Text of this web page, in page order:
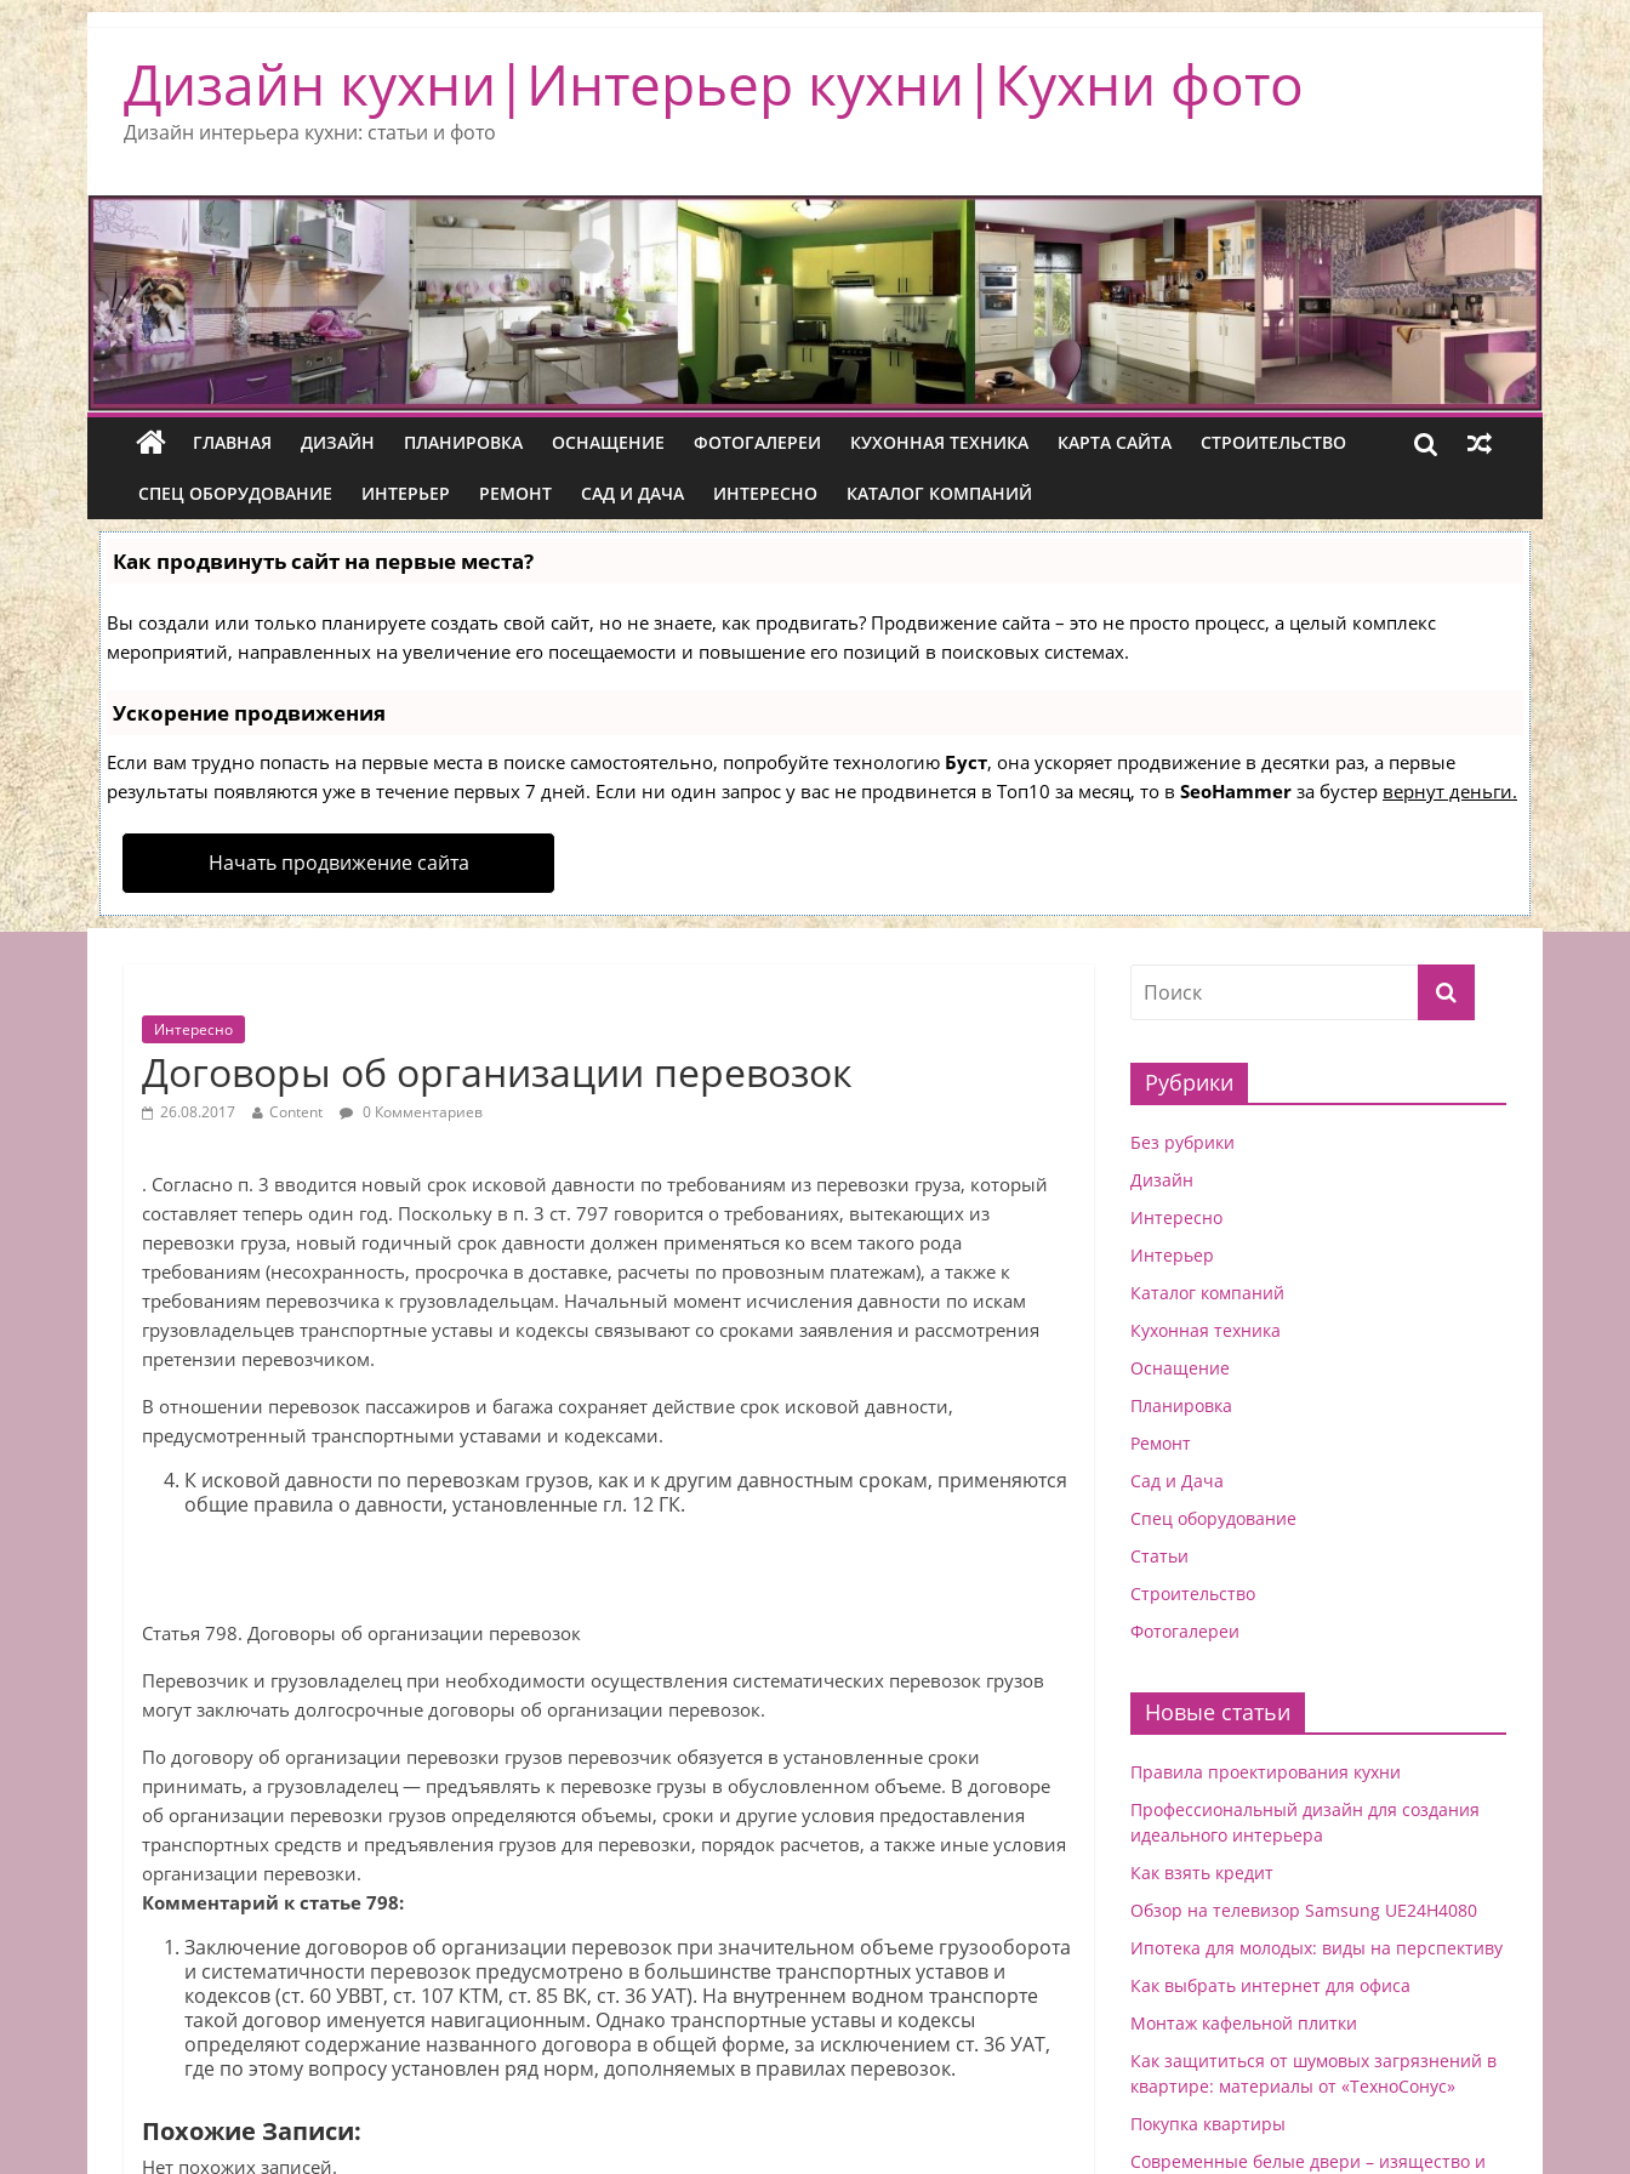
Дизайн кухни|Интерьер кухни|Кухни фото
Дизайн интерьера кухни: статьи и фото
ГЛАВНАЯ ДИЗАЙН ПЛАНИРОВКА ОСНАЩЕНИЕ ФОТОГАЛЕРЕИ КУХОННАЯ ТЕХНИКА КАРТА САЙТА СТРОИТЕЛЬСТВО
СПЕЦ ОБОРУДОВАНИЕ ИНТЕРЬЕР РЕМОНТ САД И ДАЧА ИНТЕРЕСНО КАТАЛОГ КОМПАНИЙ
Как продвинуть сайт на первые места?
Вы создали или только планируете создать свой сайт, но не знаете, как продвигать? Продвижение сайта – это не просто процесс, а целый комплекс
мероприятий, направленных на увеличение его посещаемости и повышение его позиций в поисковых системах.
Ускорение продвижения
Если вам трудно попасть на первые места в поиске самостоятельно, попробуйте технологию Буст, она ускоряет продвижение в десятки раз, а первые
результаты появляются уже в течение первых 7 дней. Если ни один запрос у вас не продвинется в Топ10 за месяц, то в SeoHammer за бустер вернут деньги.
Начать продвижение сайта
Интересно
Договоры об организации перевозок
26.08.2017 Content 0 Комментариев
. Согласно п. 3 вводится новый срок исковой давности по требованиям из перевозки груза, который
составляет теперь один год. Поскольку в п. 3 ст. 797 говорится о требованиях, вытекающих из
перевозки груза, новый годичный срок давности должен применяться ко всем такого рода
требованиям (несохранность, просрочка в доставке, расчеты по провозным платежам), а также к
требованиям перевозчика к грузовладельцам. Начальный момент исчисления давности по искам
грузовладельцев транспортные уставы и кодексы связывают со сроками заявления и рассмотрения
претензии перевозчиком.
В отношении перевозок пассажиров и багажа сохраняет действие срок исковой давности,
предусмотренный транспортными уставами и кодексами.
К исковой давности по перевозкам грузов, как и к другим давностным срокам, применяются
общие правила о давности, установленные гл. 12 ГК.
Статья 798. Договоры об организации перевозок
Перевозчик и грузовладелец при необходимости осуществления систематических перевозок грузов
могут заключать долгосрочные договоры об организации перевозок.
По договору об организации перевозки грузов перевозчик обязуется в установленные сроки
принимать, а грузовладелец — предъявлять к перевозке грузы в обусловленном объеме. В договоре
об организации перевозки грузов определяются объемы, сроки и другие условия предоставления
транспортных средств и предъявления грузов для перевозки, порядок расчетов, а также иные условия
организации перевозки.
Комментарий к статье 798:
Заключение договоров об организации перевозок при значительном объеме грузооборота
и систематичности перевозок предусмотрено в большинстве транспортных уставов и
кодексов (ст. 60 УВВТ, ст. 107 КТМ, ст. 85 ВК, ст. 36 УАТ). На внутреннем водном транспорте
такой договор именуется навигационным. Однако транспортные уставы и кодексы
определяют содержание названного договора в общей форме, за исключением ст. 36 УАТ,
где по этому вопросу установлен ряд норм, дополняемых в правилах перевозок.
Похожие Записи:
Нет похожих записей.
Рубрики
Без рубрики
Дизайн
Интересно
Интерьер
Каталог компаний
Кухонная техника
Оснащение
Планировка
Ремонт
Сад и Дача
Спец оборудование
Статьи
Строительство
Фотогалереи
Новые статьи
Правила проектирования кухни
Профессиональный дизайн для создания
идеального интерьера
Как взять кредит
Обзор на телевизор Samsung UE24H4080
Ипотека для молодых: виды на перспективу
Как выбрать интернет для офиса
Монтаж кафельной плитки
Как защититься от шумовых загрязнений в
квартире: материалы от «ТехноСонус»
Покупка квартиры
Современные белые двери – изящество и